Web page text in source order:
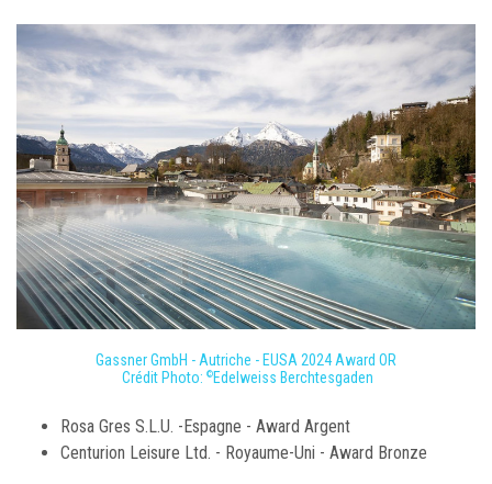
Gassner GmbH - Autriche - EUSA 2024 Award OR
Crédit Photo: © Edelweiss Berchtesgaden
Rosa Gres S.L.U. -Espagne - Award Argent
Centurion Leisure Ltd. - Royaume-Uni - Award Bronze